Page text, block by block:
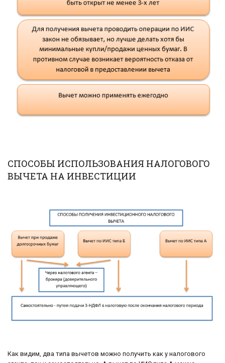
СПОСОБЫ ИСПОЛЬЗОВАНИЯ НАЛОГОВОГО
ВЫЧЕТА НА ИНВЕСТИЦИИ
Как видим, два типа вычетов можно получить как у налогового